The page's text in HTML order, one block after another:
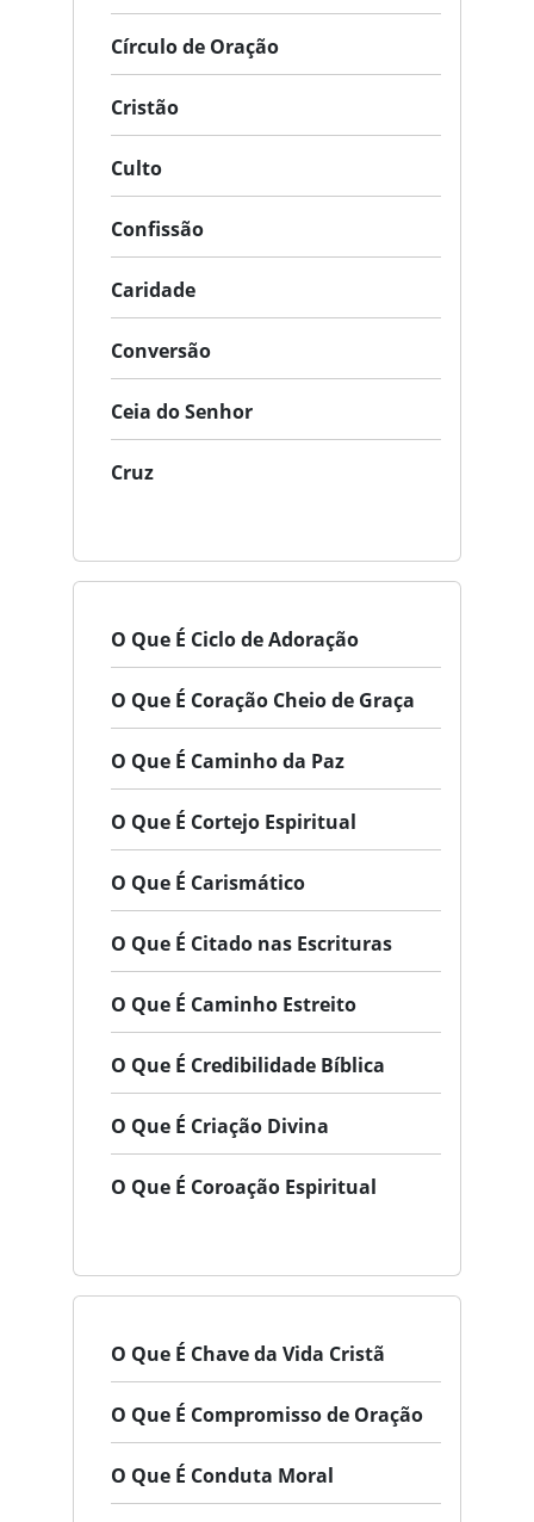
Círculo de Oração
Cristão
Culto
Confissão
Caridade
Conversão
Ceia do Senhor
Cruz
O Que É Ciclo de Adoração
O Que É Coração Cheio de Graça
O Que É Caminho da Paz
O Que É Cortejo Espiritual
O Que É Carismático
O Que É Citado nas Escrituras
O Que É Caminho Estreito
O Que É Credibilidade Bíblica
O Que É Criação Divina
O Que É Coroação Espiritual
O Que É Chave da Vida Cristã
O Que É Compromisso de Oração
O Que É Conduta Moral